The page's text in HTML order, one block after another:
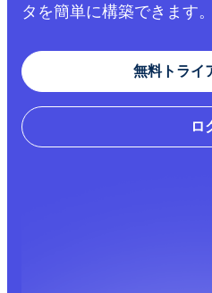
タを簡単に構築できます。
無料トラ
ロ